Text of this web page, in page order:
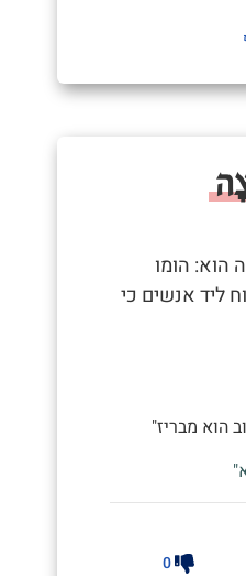
הוא: הומו
ליד אנשים כי
הוא מבריז"
0